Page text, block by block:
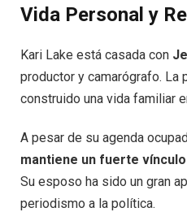
Vida Personal y
Kari Lake está casada con
productor y camarógrafo. La
construido una vida familiar
A pesar de su agenda
mantiene un fuerte
Su esposo ha sido un gran
periodismo a la política.